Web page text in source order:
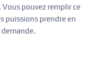
Vous pouvez remplir ce
puissions prendre en